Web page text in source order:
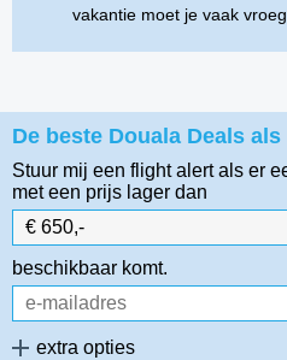
vakantie moet je vaak
De beste Douala Deals
Stuur mij een flight alert als er
met een prijs lager dan
beschikbaar komt.
extra opties